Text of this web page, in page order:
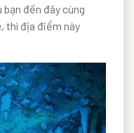
đến đây cùng
thì địa điểm này